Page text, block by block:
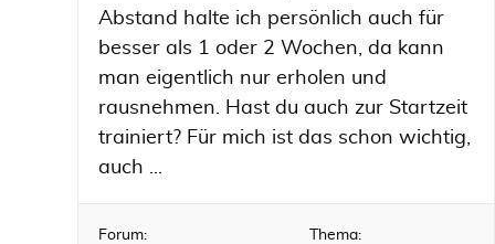
Abstand halte ich persönlich auch für
besser als 1 oder 2 Wochen, da kann
man eigentlich nur erholen und
rausnehmen. Hast du auch zur Startzeit
trainiert? Für mich ist das schon wichtig,
auch ...
Forum:
Thema: